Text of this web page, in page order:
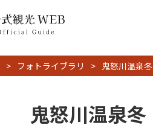
フォトライブラリ 鬼怒川温泉冬
鬼怒川温泉冬